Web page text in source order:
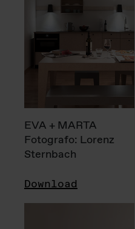
EVA + MARTA
Fotografo: Lorenz
Sternbach
Download